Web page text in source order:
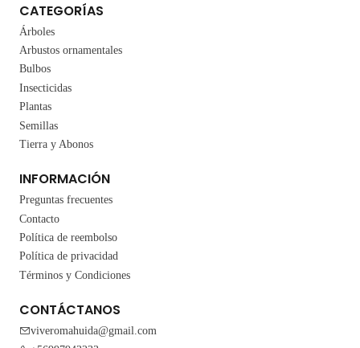
CATEGORÍAS
Árboles
Arbustos ornamentales
Bulbos
Insecticidas
Plantas
Semillas
Tierra y Abonos
INFORMACIÓN
Preguntas frecuentes
Contacto
Política de reembolso
Política de privacidad
Términos y Condiciones
CONTÁCTANOS
viveromahuida@gmail.com